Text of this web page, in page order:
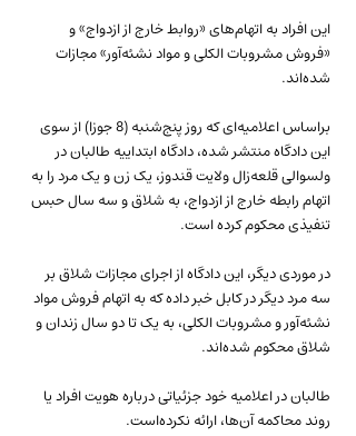
این افراد به اتهام‌های «روابط خارج از ازدواج» و
«فروش مشروبات الکلی و مواد نشئه‌آور» مجازات
شده‌اند.
براساس اعلامیه‌ای که روز پنج‌شنبه (8 جوزا) از سوی
این دادگاه منتشر شده، دادگاه ابتداییه طالبان در
ولسوالی قلعه‌زال ولایت قندوز، یک زن و یک مرد را به
اتهام رابطه خارج از ازدواج، به شلاق و سه سال حبس
تنفیذی محکوم کرده است.
در موردی دیگر، این دادگاه از اجرای مجازات شلاق بر
سه مرد دیگر در کابل خبر داده که به اتهام فروش مواد
نشئه‌آور و مشروبات الکلی، به یک تا دو سال زندان و
شلاق محکوم شده‌اند.
طالبان در اعلامیه خود جزئیاتی درباره هویت افراد یا
روند محاکمه آن‌ها، ارائه نکرده‌است.